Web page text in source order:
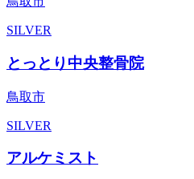
SILVER
とっとり中央整骨院
鳥取市
SILVER
アルケミスト